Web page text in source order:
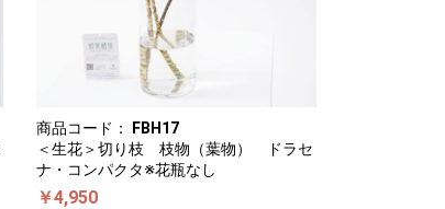
商品コード：
FBH17
＜生花＞切り枝 枝物（葉物） ドラセ
ナ・コンパクタ※花瓶なし
￥4,950